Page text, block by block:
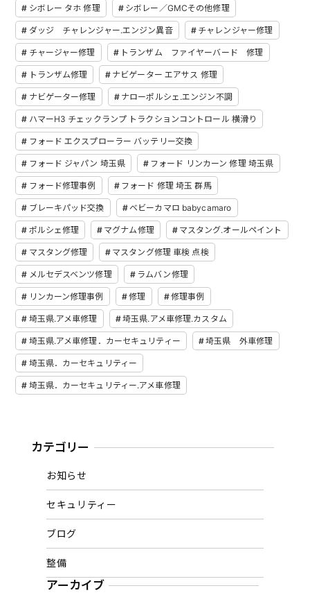
シボレー タホ 修理 シボレー／GMCその他修理
ダッジ チャレンジャー.エンジン異音 チャレンジャー修理
チャージャー修理 トランザム ファイヤーバード 修理
トランザム修理 ナビゲーター エアサス 修理
ナビゲーター修理 ナローポルシェ.エンジン不調
ハマーH3 チェックランプ トラクションコントロール 横滑り
フォード エクスプローラー バッテリー交換
フォード ジャパン 埼玉県 フォード リンカーン 修理 埼玉県
フォード修理事例 フォード 修理 埼玉 群馬
ブレーキパッド交換 ベビーカマロ babycamaro
ポルシェ修理 マグナム修理 マスタング.オールペイント
マスタング修理 マスタング修理 車検 点検
メルセデスベンツ修理 ラムバン修理
リンカーン修理事例 修理 修理事例
埼玉県.アメ車修理 埼玉県.アメ車修理.カスタム
埼玉県.アメ車修理．カーセキュリティー 埼玉県 外車修理
埼玉県．カーセキュリティー
埼玉県．カーセキュリティー.アメ車修理
カテゴリー
お知らせ
セキュリティー
ブログ
整備
アーカイブ